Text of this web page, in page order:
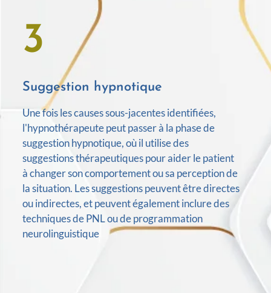
3
Suggestion hypnotique
Une fois les causes sous-jacentes identifiées,
l'hypnothérapeute peut passer à la phase de
suggestion hypnotique, où il utilise des
suggestions thérapeutiques pour aider le patient
à changer son comportement ou sa perception de
la situation. Les suggestions peuvent être directes
ou indirectes, et peuvent également inclure des
techniques de PNL ou de programmation
neurolinguistique